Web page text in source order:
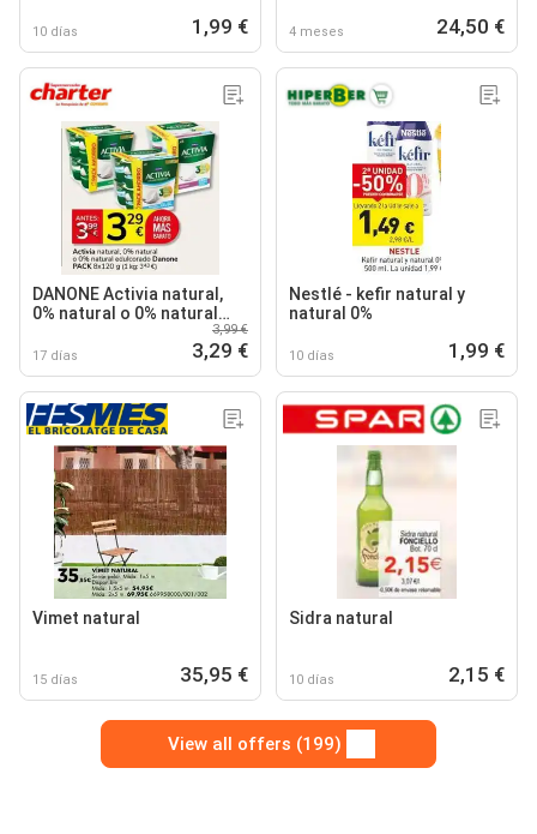
natural
10 días 1,99 € 4 meses 24,50 €
DANONE Activia natural,
0% natural o 0% natural
17 días
3,99 €
3,29 €
Nestlé - kefir natural y
natural 0%
10 días 1,99 €
Vimet natural
15 días 35,95 €
Sidra natural
10 días 2,15 €
View all offers (199)